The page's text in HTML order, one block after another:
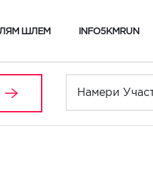
ШЛЕМ INFO5KMRUN